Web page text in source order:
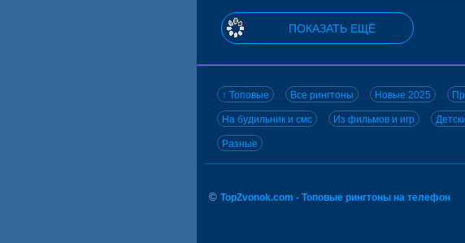
ПОКАЗАТЬ ЕЩЁ
↑ Топовые Все рингтоны Новые 2025
На будильник и смс Из фильмов и игр
Разные
© TopZvonok.com - Топовые рингтоны на телефон